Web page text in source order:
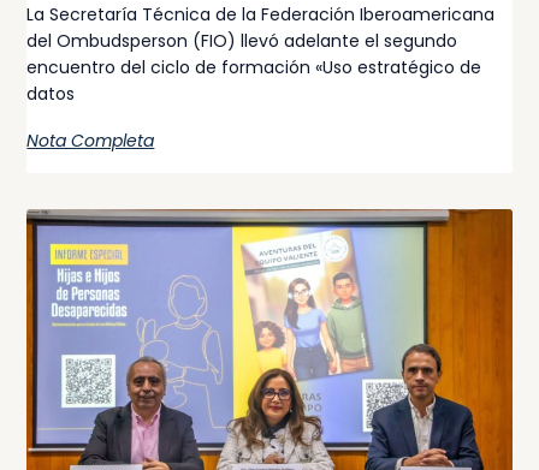
La Secretaría Técnica de la Federación Iberoamericana
del Ombudsperson (FIO) llevó adelante el segundo
encuentro del ciclo de formación «Uso estratégico de
datos
Nota Completa